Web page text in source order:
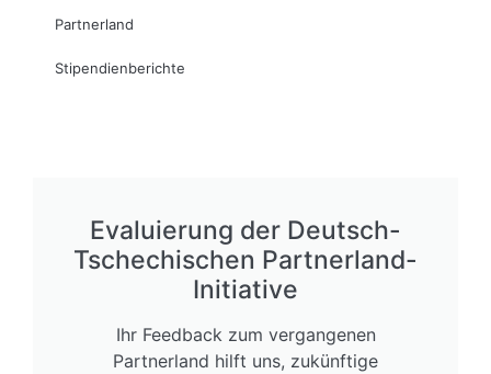
Partnerland
Stipendienberichte
Evaluierung der Deutsch-
Tschechischen Partnerland-
Initiative
Ihr Feedback zum vergangenen
Partnerland hilft uns, zukünftige